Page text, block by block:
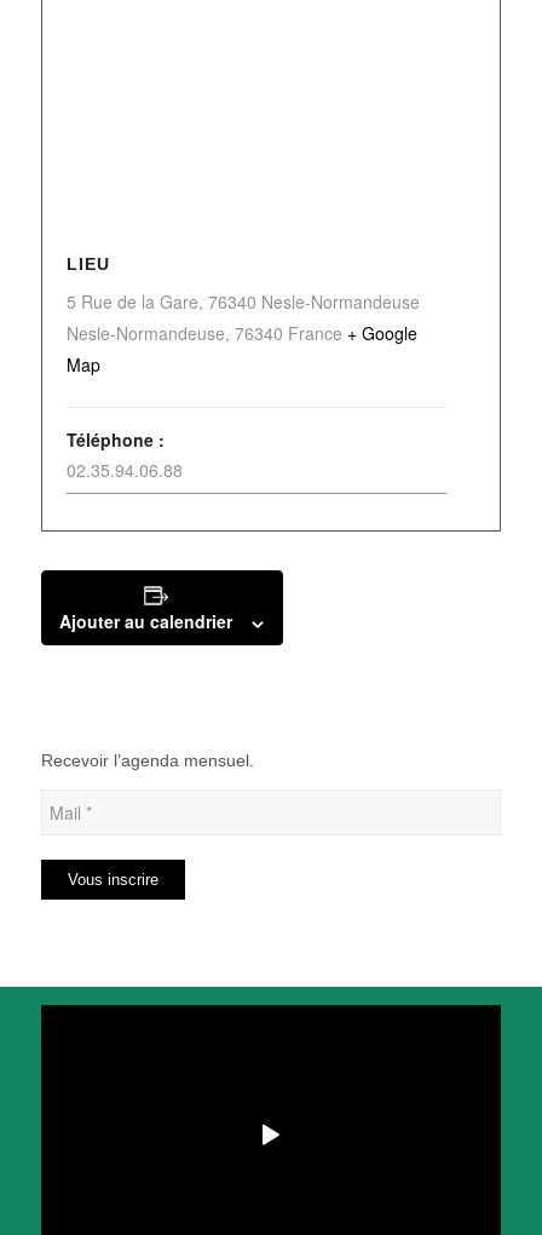
LIEU
5 Rue de la Gare, 76340 Nesle-Normandeuse
Nesle-Normandeuse, 76340 France + Google
Map
Téléphone :
02.35.94.06.88
Ajouter au calendrier
Recevoir l’agenda mensuel.